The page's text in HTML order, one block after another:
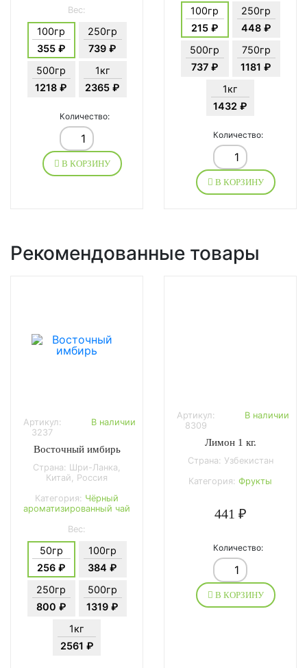
Вес:
100гр
355 ₽
250гр
739 ₽
500гр
1218 ₽
1кг
2365 ₽
Количество:
В КОРЗИНУ
100гр
215 ₽
250гр
448 ₽
500гр
737 ₽
750гр
1181 ₽
1кг
1432 ₽
Количество:
В КОРЗИНУ
Рекомендованные товары
Артикул:
3237
В наличии
Восточный имбирь
Страна: Шри-Ланка,
Китай, Россия
Категория: Чёрный
ароматизированный чай
Вес:
50гр
256 ₽
100гр
384 ₽
250гр
800 ₽
500гр
1319 ₽
1кг
2561 ₽
Артикул:
8309
В наличии
Лимон 1 кг.
Страна: Узбекистан
Категория: Фрукты
441 ₽
Количество:
В КОРЗИНУ